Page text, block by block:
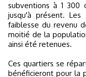
subventions à 1
jusqu'à présent.
faiblesse du revenu
moitié de la
ainsi été retenues.
Ces quartiers se
bénéficieront pour la